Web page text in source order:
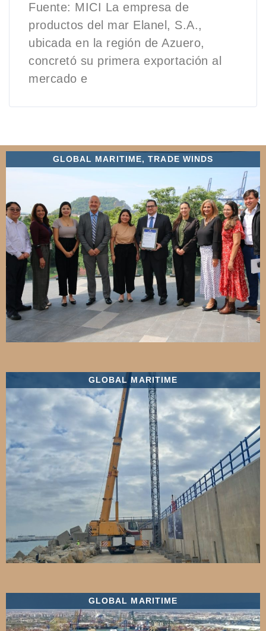
Fuente: MICI La empresa de
productos del mar Elanel, S.A.,
ubicada en la región de Azuero,
concretó su primera exportación al
mercado e
GLOBAL MARITIME,TRADE WINDS
GLOBAL MARITIME
GLOBAL MARITIME